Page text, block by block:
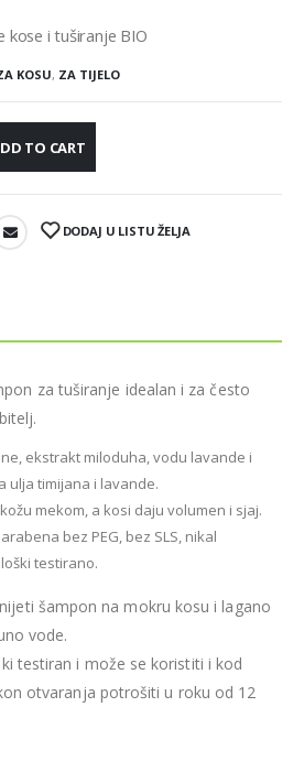
kose i tuširanje BIO
KOSU, ZA TIJELO
TO CART
DODAJ U LISTU ŽELJA
za tuširanje idealan i za često
ekstrakt miloduha, vodu lavande i
ulja timijana i lavande.
mekom, a kosi daju volumen i sjaj.
bez PEG, bez SLS, nikal
testirano.
šampon na mokru kosu i lagano
vode.
testiran i može se koristiti i kod
otvaranja potrošiti u roku od 12